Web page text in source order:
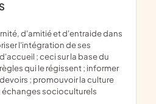
l'intégration de ses
; ceci sur la base du
qui le régissent ; informer
; promouvoir la culture
échanges socioculturels